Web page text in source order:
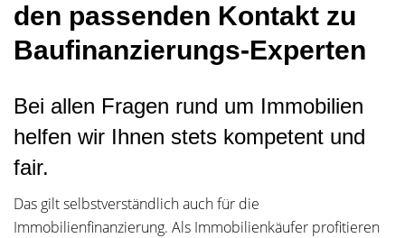
den passenden Kontakt zu
Baufinanzierungs-Experten
Bei allen Fragen rund um Immobilien
helfen wir Ihnen stets kompetent und
fair.
Das gilt selbstverständlich auch für die
Immobilienfinanzierung. Als Immobilienkäufer profitieren